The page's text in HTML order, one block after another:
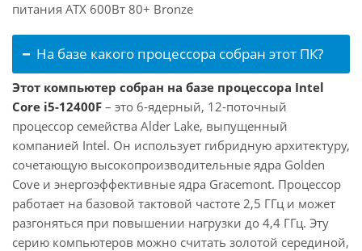
питания ATX 600Вт 80+ Bronze
На базе какого процессора собран этот ПК?
Этот компьютер собран на базе процессора Intel
Core i5-12400F – это 6-ядерный, 12-поточный
процессор семейства Alder Lake, выпущенный
компанией Intel. Он использует гибридную архитектуру,
сочетающую высокопроизводительные ядра Golden
Cove и энергоэффективные ядра Gracemont. Процессор
работает на базовой тактовой частоте 2,5 ГГц и может
разгоняться при повышении нагрузки до 4,4 ГГц. Эту
серию компьютеров можно считать золотой серединой,